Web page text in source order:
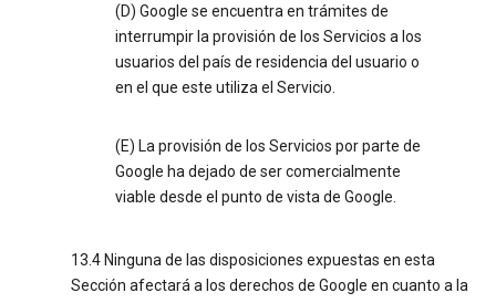
(D) Google se encuentra en trámites de
interrumpir la provisión de los Servicios a los
usuarios del país de residencia del usuario o
en el que este utiliza el Servicio.
(E) La provisión de los Servicios por parte de
Google ha dejado de ser comercialmente
viable desde el punto de vista de Google.
13.4 Ninguna de las disposiciones expuestas en esta
Sección afectará a los derechos de Google en cuanto a la